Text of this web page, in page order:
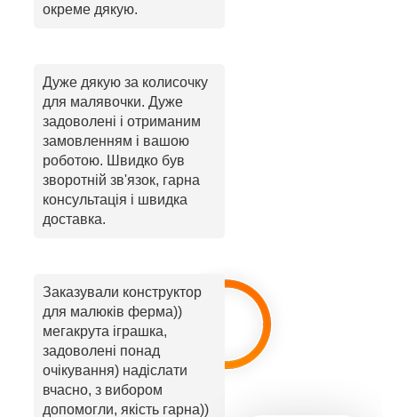
окреме дякую.
Дуже дякую за колисочку
для малявочки. Дуже
задоволені і отриманим
замовленням і вашою
роботою. Швидко був
зворотній зв'язок, гарна
консультація і швидка
доставка.
Заказували конструктор
для малюків ферма))
мегакрута іграшка,
задоволені понад
очікування) надіслати
вчасно, з вибором
допомогли, якість гарна))